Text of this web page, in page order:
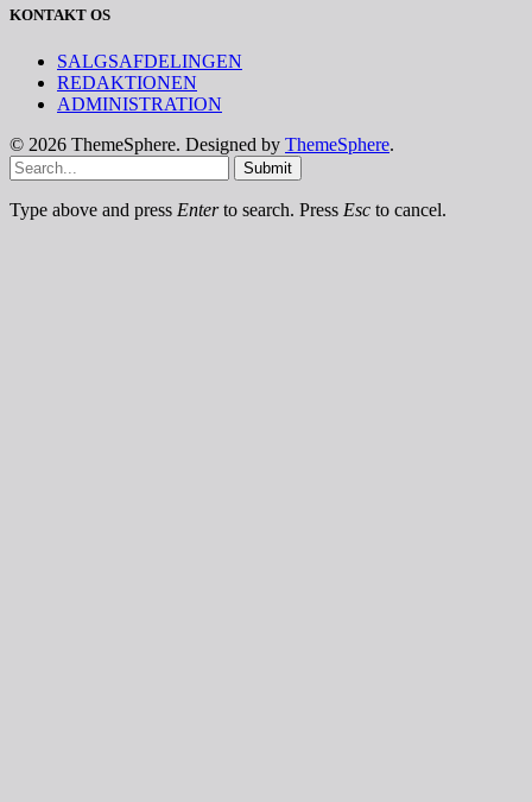
KONTAKT OS
SALGSAFDELINGEN
REDAKTIONEN
ADMINISTRATION
© 2026 ThemeSphere. Designed by ThemeSphere.
Submit
Type above and press Enterto search. Press Esc to cancel.